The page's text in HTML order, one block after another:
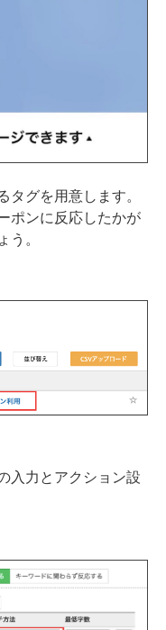
タグを用意します。
ポンに反応したかが
う。
入力とアクション設